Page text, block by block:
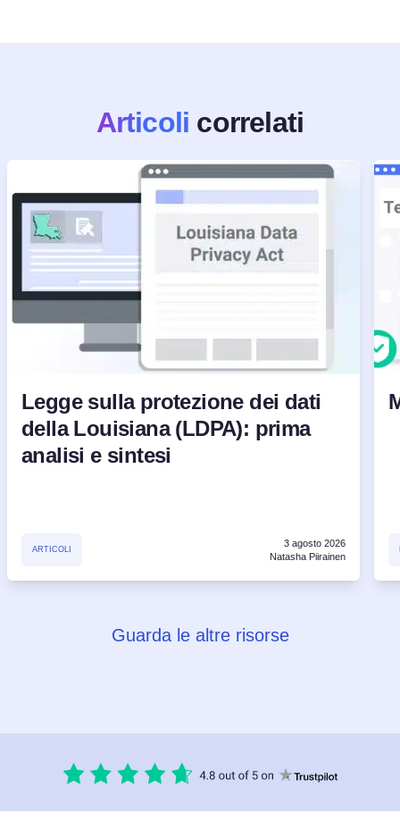
Articoli correlati
Legge sulla protezione dei dati
della Louisiana (LDPA): prima
analisi e sintesi
ARTICOLI
3 agosto 2026
Natasha Piirainen
Guarda le altre risorse